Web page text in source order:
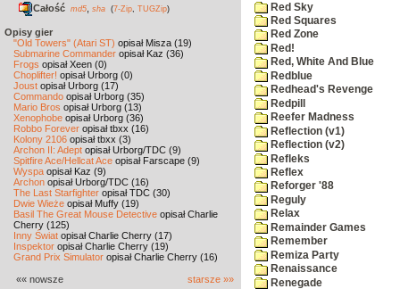
Całość md5 sha (7-Zip TUGZip)
Opisy gier
"Old Towers" (Atari ST) opisał Misza (19)
Submarine Commander opisał Kaz (36)
Frogs opisał Xeen (0)
Choplifter! opisał Urborg (0)
Joust opisał Urborg (17)
Commando opisał Urborg (35)
Mario Bros opisał Urborg (13)
Xenophobe opisał Urborg (36)
Robbo Forever opisał tbxx (16)
Kolony 2106 opisał tbxx (3)
Archon II: Adept opisał Urborg/TDC (9)
Spitfire Ace/Hellcat Ace opisał Farscape (9)
Wyspa opisał Kaz (9)
Archon opisał Urborg/TDC (16)
The Last Starfighter opisał TDC (30)
Dwie Wieże opisał Muffy (19)
Basil The Great Mouse Detective opisał Charlie
Cherry (125)
Inny Świat opisał Charlie Cherry (17)
Inspektor opisał Charlie Cherry (19)
Grand Prix Simulator opisał Charlie Cherry (16)
«« nowsze starsze »»
Red Sky
Red Squares
Red Zone
Red!
Red, White And Blue
Redblue
Redhead's Revenge
Redpill
Reefer Madness
Reflection (v1)
Reflection (v2)
Refleks
Reflex
Reforger '88
Reguly
Relax
Remainder Games
Remember
Remiza Party
Renaissance
Renegade